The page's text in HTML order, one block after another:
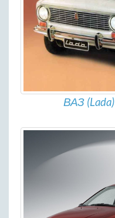
ВАЗ